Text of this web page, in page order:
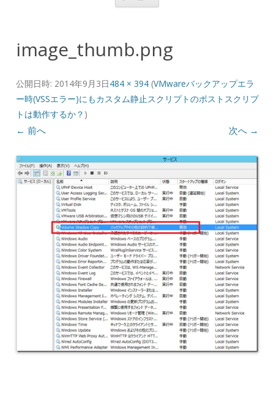
image_thumb.png
公開日時: 2014年9月3日484 × 394(VMwareバックアップエラ
ー時(VSSエラー)にもカスタム静止スクリプトのポストスクリプ
トは動作するか？ )
← 前へ 次へ →